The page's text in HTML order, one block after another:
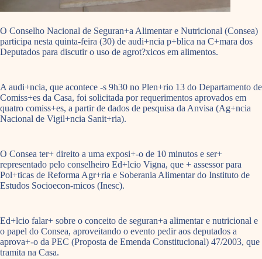
O Conselho Nacional de Seguran+a Alimentar e Nutricional (Consea)
participa nesta quinta-feira (30) de audi+ncia p+blica na C+mara dos
Deputados para discutir o uso de agrot?xicos em alimentos.
A audi+ncia, que acontece -s 9h30 no Plen+rio 13 do Departamento de
Comiss+es da Casa, foi solicitada por requerimentos aprovados em
quatro comiss+es, a partir de dados de pesquisa da Anvisa (Ag+ncia
Nacional de Vigil+ncia Sanit+ria).
O Consea ter+ direito a uma exposi+-o de 10 minutos e ser+
representado pelo conselheiro Ed+lcio Vigna, que + assessor para
Pol+ticas de Reforma Agr+ria e Soberania Alimentar do Instituto de
Estudos Socioecon-micos (Inesc).
Ed+lcio falar+ sobre o conceito de seguran+a alimentar e nutricional e
o papel do Consea, aproveitando o evento pedir aos deputados a
aprova+-o da PEC (Proposta de Emenda Constitucional) 47/2003, que
tramita na Casa.